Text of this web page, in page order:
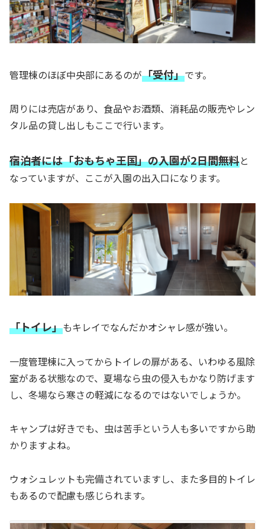
管理棟のほぼ中央部にあるのが「受付」です。
周りには売店があり、食品やお酒類、消耗品の販売やレン
タル品の貸し出しもここで行います。
宿泊者には「おもちゃ王国」の入園が2日間無料と
なっていますが、ここが入園の出入口になります。
「トイレ」もキレイでなんだかオシャレ感が強い。
一度管理棟に入ってからトイレの扉がある、いわゆる風除
室がある状態なので、夏場なら虫の侵入もかなり防げます
し、冬場なら寒さの軽減になるのではないでしょうか。
キャンプは好きでも、虫は苦手という人も多いですから助
かりますよね。
ウォシュレットも完備されていますし、また多目的トイレ
もあるので配慮も感じられます。